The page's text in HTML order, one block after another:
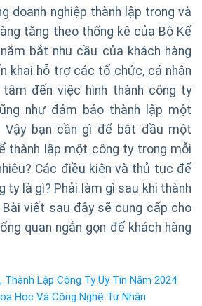
doanh nghiệp thành lập trong và
tăng theo thống kê của Bộ Kế
bắt nhu cầu của khách hàng
khai hỗ trợ các tổ chức, cá nhân
đến việc hình thành công ty
như đảm bảo thành lập một
Vậy bạn cần gì để bắt đầu một
thành lập một công ty trong mỗi
Các điều kiện và thủ tục để
ty là gì? Phải làm gì sau khi thành
Bài viết sau đây sẽ cung cấp cho
quan ngắn gọn để khách hàng
Thành Lập Công Ty Uy Tín Năm 2024
Học Và Công Nghệ Tư Nhân